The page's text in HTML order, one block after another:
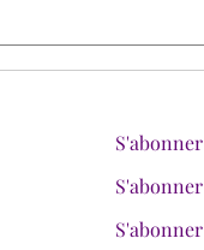
S'abonner
S'abonner
S'abonner